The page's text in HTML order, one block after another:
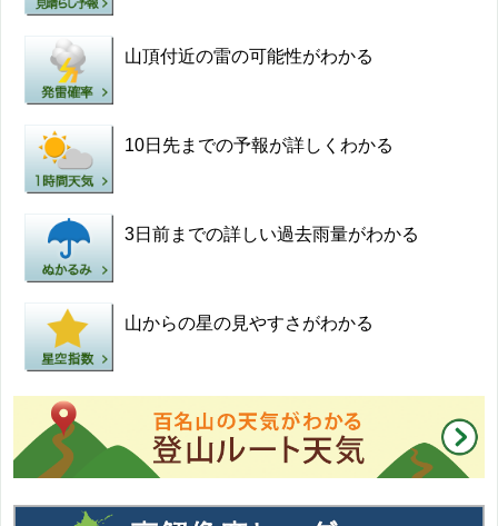
山頂付近の雷の可能性がわかる
10日先までの予報が詳しくわかる
3日前までの詳しい過去雨量がわかる
山からの星の見やすさがわかる